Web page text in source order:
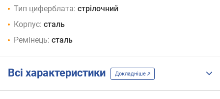
Тип циферблата: стрілочний
Корпус: сталь
Ремінець: сталь
Всі характеристики Докладніше